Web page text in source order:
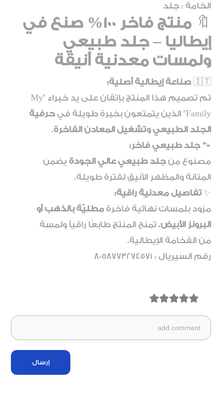
الخامة : جلد
🔖
منتج فاخر 100% صنع في
إيطاليا – جلد طبيعي
ولمسات معدنية أنيقة
🇮🇹 صناعة إيطالية أصلية:
تم تصميم هذا المنتج بإتقان على يد خبراء "My
Family" الذين يتمتعون بخبرة طويلة في
حرفية
الجلد الطبيعي وتشغيل المعادن الفاخرة.
🐾جلد طبيعي فاخر:
مصنوع منجلد طبيعي عالي الجودة يضمن
المتانة والمظهر الأنيق لفترة طويلة.
✨تفاصيل معدنية راقية:
مزود بلمسات نهائية فاخرةمطليّة بالذهب أو
البرونز الأبيض، تمنح المنتج طابعًا راقياً ولمسة
من الفخامة الإيطالية.
رقم السيريال : 8058773274571
إرسال